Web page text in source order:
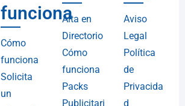
funciona
Cómo
funciona
Solicita
un
Alta en
Directorio
Cómo
funciona
Packs
Publicitari
Aviso
Legal
Política
de
Privacida
d